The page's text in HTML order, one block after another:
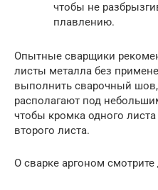
чтобы не
плавлению.
Опытные сварщики
листы металла без
выполнить сварочный
располагают под
чтобы кромка одного
второго листа.
О сварке аргоном смотрите